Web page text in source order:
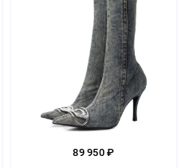
89 950 ₽